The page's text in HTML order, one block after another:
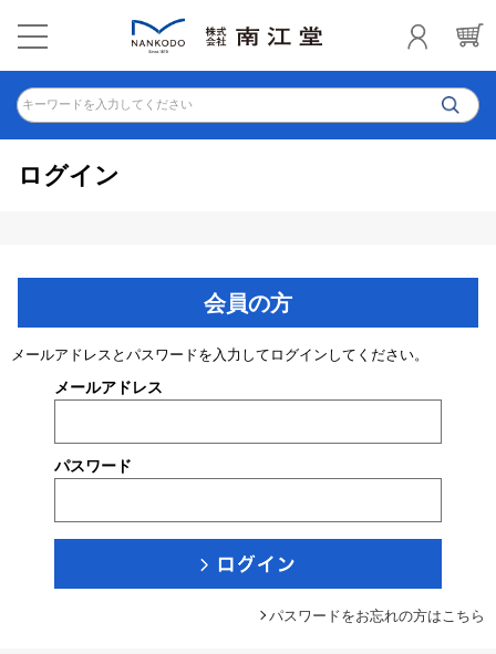
キーワードを入力してください
ログイン
会員の方
メールアドレスとパスワードを入力してログインしてください。
メールアドレス
パスワード
パスワードをお忘れの方はこちら